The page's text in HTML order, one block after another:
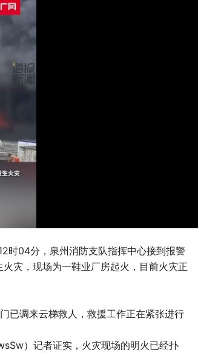
时04分，泉州消防支队指挥中心接到报警
灾，现场为一鞋业厂房起火，目前火灾正
已调来云梯救人，救援工作正在紧张进行
）记者证实，火灾现场的明火已经扑